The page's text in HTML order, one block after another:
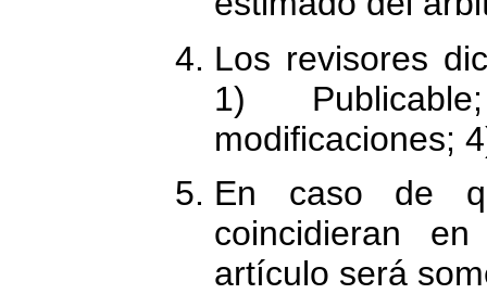
Los revisores
1)
modificaciones;
En caso de
coincidieran
artículo será